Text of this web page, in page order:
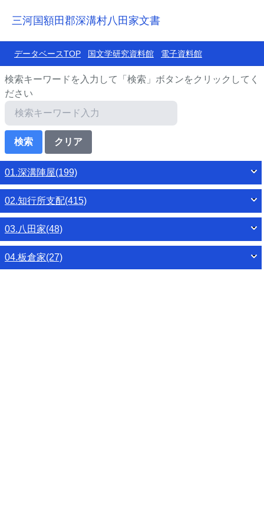
三河国額田郡深溝村八田家文書
データベースTOP 国文学研究資料館 電子資料館
検索キーワードを入力して「検索」ボタンをクリックしてく
ださい
01.深溝陣屋(199)
02.知行所支配(415)
03.八田家(48)
04.板倉家(27)